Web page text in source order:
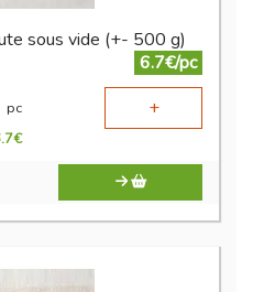
sous vide (+- 500 g)
6.7€/pc
pc +
€